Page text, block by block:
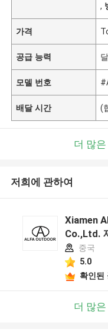
,
가격
공급 능력
모델 번호
배달 시간 (
더 많
저희에 관하여
Xiamen
Co.,Ltd.
중국
5.0
확인된
더 많